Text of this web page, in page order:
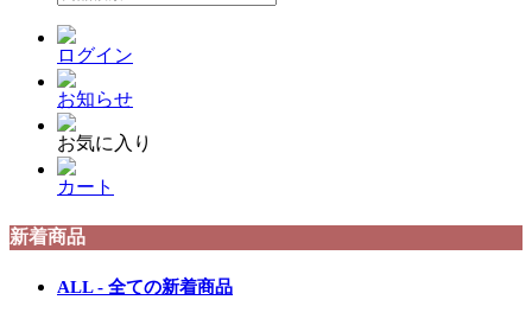
ログイン
お知らせ
お気に入り
カート
新着商品
ALL - 全ての新着商品